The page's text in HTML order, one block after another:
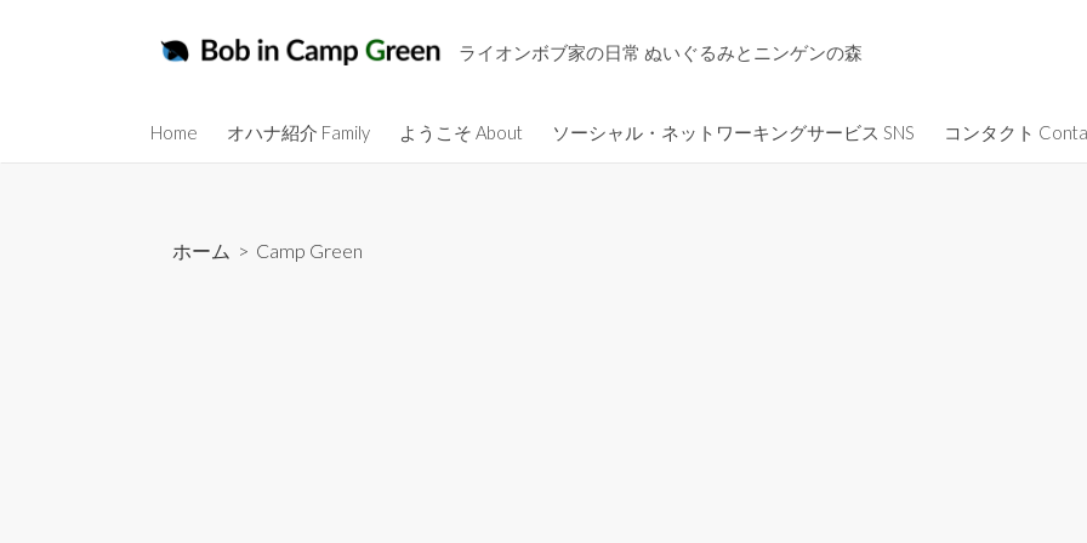
へ
ライオンボブ家の日常 ぬいぐるみとニンゲンの森
Home オハナ紹介 Family ようこそ About ソーシャル・ネットワーキングサービス SNS コンタクト
ホーム > Camp Green